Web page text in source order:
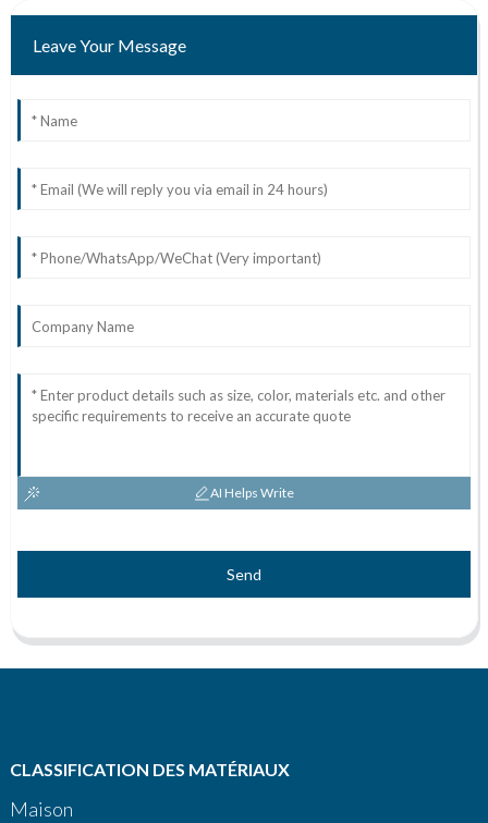
Leave Your Message
AI Helps Write
Send
CLASSIFICATION DES MATÉRIAUX
Maison